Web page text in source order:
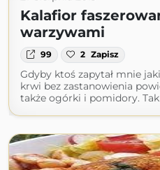
Kalafior
warzywami
99 2 Zapisz
Gdyby ktoś zapytał mnie
krwi bez zastanowienia
także ogórki i pomidory. Tak